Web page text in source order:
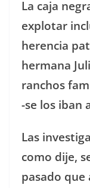
La caja
explotar
herencia
hermana
ranchos
-se los iban
Las
como dije,
pasado que